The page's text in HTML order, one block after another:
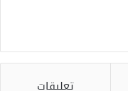
تعليقات